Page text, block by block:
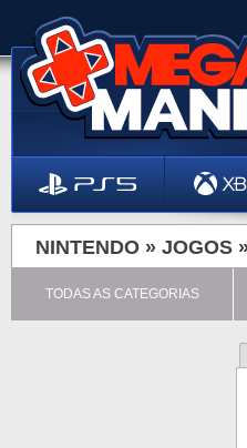
NINTENDO » JOGOS
TODAS AS CATEGORIAS